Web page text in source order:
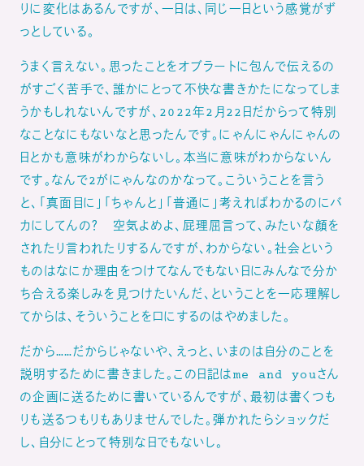
りに変化はあるんですが、一日は、同じ一日という感覚がず
っとしている。
うまく言えない。思ったことをオブラートに包んで伝えるの
がすごく苦手で、誰かにとって不快な書きかたになってしま
うかもしれないんですが、2022年2月22日だからって特別
なことなにもないなと思ったんです。にゃんにゃんにゃんの
日とかも意味がわからないし。本当に意味がわからないん
です。なんで2がにゃんなのかなって。こういうことを言う
と、「真面目に」「ちゃんと」「普通に」考えればわかるのにバ
カにしてんの？ 空気よめよ、屁理屈言って、みたいな顔を
されたり言われたりするんですが、わからない。社会という
ものはなにか理由をつけてなんでもない日にみんなで分か
ち合える楽しみを見つけたいんだ、ということを一応理解し
てからは、そういうことを口にするのはやめました。
だから……だからじゃないや、えっと、いまのは自分のことを
説明するために書きました。この日記はme and youさん
の企画に送るために書いているんですが、最初は書くつも
りも送るつもりもありませんでした。弾かれたらショックだ
し、自分にとって特別な日でもないし。